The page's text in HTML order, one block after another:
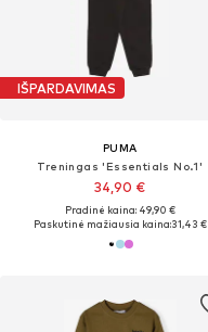
IŠPARDAVIMAS
PUMA
Treningas 'Essentials No.1'
34,90 €
Pradinė kaina: 49,90 €
Paskutinė mažiausia kaina:31,43 €